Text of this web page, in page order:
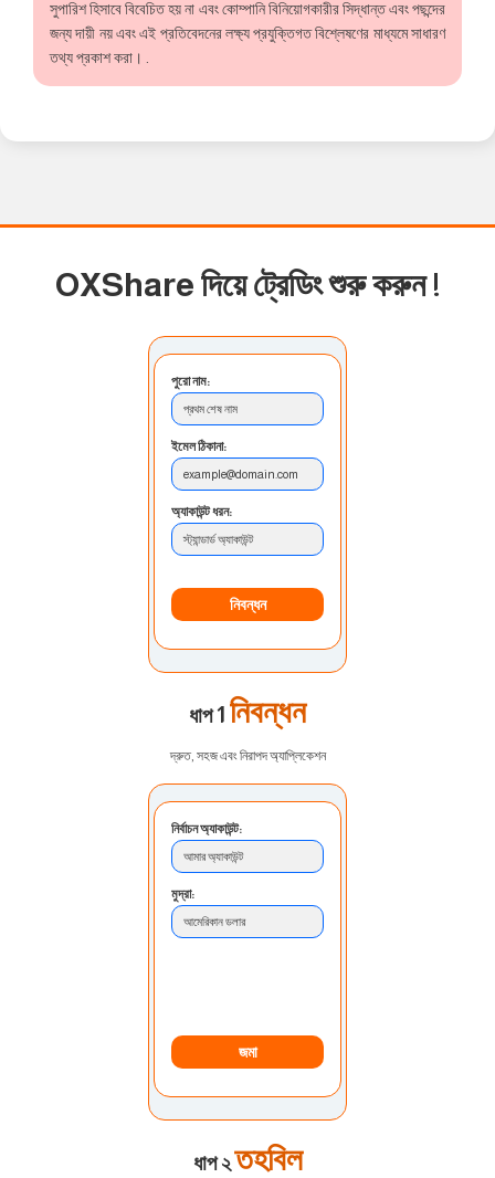
সুপারিশ হিসাবে বিবেচিত হয় না এবং কোম্পানি বিনিয়োগকারীর সিদ্ধান্ত এবং পছন্দের
জন্য দায়ী নয় এবং এই প্রতিবেদনের লক্ষ্য প্রযুক্তিগত বিশ্লেষণের মাধ্যমে সাধারণ
তথ্য প্রকাশ করা। .
OXShare দিয়ে ট্রেডিং শুরু করুন!
পুরো নাম:
প্রথম শেষ নাম
ইমেল ঠিকানা:
example@domain.com
অ্যাকাউন্ট ধরন:
স্ট্যান্ডার্ড অ্যাকাউন্ট
নিবন্ধন
ধাপ 1 নিবন্ধন
দ্রুত, সহজ এবং নিরাপদ অ্যাপ্লিকেশন
নির্বাচন অ্যাকাউন্ট:
আমার অ্যাকাউন্ট
মুদ্রা:
আমেরিকান ডলার
জমা
ধাপ ২তহবিল